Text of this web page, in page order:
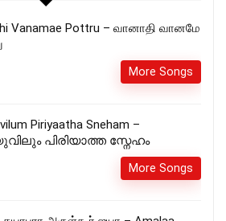
Vanamae Pottru – வானாதி வானமே
More Songs
Piriyaatha Sneham –
പിരിയാത്ത സ്നേഹം
More Songs